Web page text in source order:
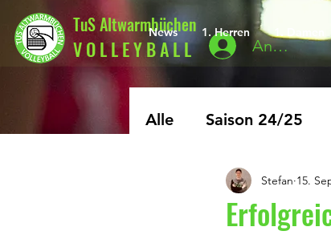
TuS Altwarmbüchen
V O L L E Y B A L L Anmelden
News 1. Herren 1. Damen
Alle Saison 24/25
Saison
Stefan 15.